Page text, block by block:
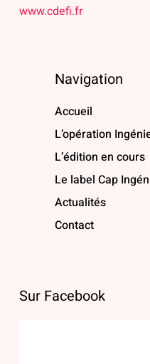
www.cdefi.fr
Navigation
Accueil
L’opération
L’édition en cours
Le label Cap
Actualités
Contact
Sur Facebook